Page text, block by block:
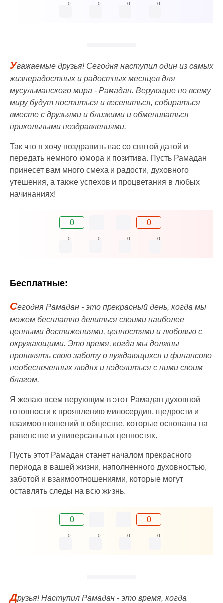
0 0 0 0
Уважаемые друзья! Сегодня наступил один из самых
жизнерадостных и радостных месяцев для
мусульманского мира - Рамадан. Верующие по всему
миру будут поститься и веселиться, собираться
вместе с друзьями и близкими и обмениваться
прикольными поздравлениями.
Так что я хочу поздравить вас со святой датой и
передать немного юмора и позитива. Пусть Рамадан
принесет вам много смеха и радости, духовного
утешения, а также успехов и процветания в любых
начинаниях!
0 0
0 0 0 0
Бесплатные:
Сегодня Рамадан - это прекрасный день, когда мы
можем бесплатно делиться своими наиболее
ценными достижениями, ценностями и любовью с
окружающими. Это время, когда мы должны
проявлять свою заботу о нуждающихся и финансово
необеспеченных людях и поделиться с ними своим
благом.
Я желаю всем верующим в этот Рамадан духовной
готовности к проявлению милосердия, щедрости и
взаимоотношений в обществе, которые основаны на
равенстве и универсальных ценностях.
Пусть этот Рамадан станет началом прекрасного
периода в вашей жизни, наполненного духовностью,
заботой и взаимоотношениями, которые могут
оставлять следы на всю жизнь.
0 0
0 0 0 0
Друзья! Наступил Рамадан - это время, когда